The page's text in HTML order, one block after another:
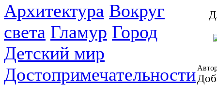
Архитектура Вокруг
света Гламур Город
Детский мир
Достопримечательности